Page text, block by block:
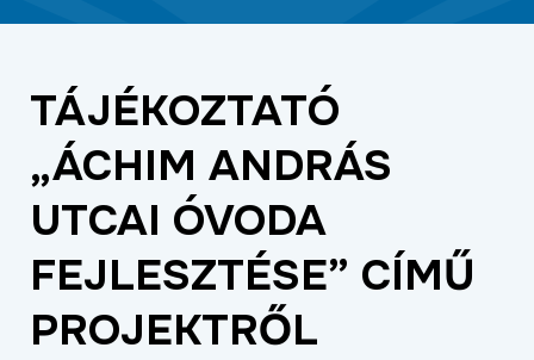
KÖZLEKEDÉSFEJLESZTÉS
KULTÚRA
ÉLETMINŐSÉG
ÖSSZES PROJEKT
TÁJÉKOZTATÓ
„ÁCHIM ANDRÁS
UTCAI ÓVODA
FEJLESZTÉSE” CÍMŰ
PROJEKTRŐL